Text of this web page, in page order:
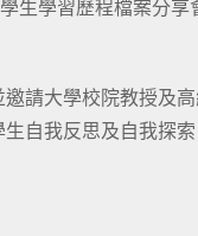
生學習歷程檔案分
請大學校院教授及
自我反思及自我探